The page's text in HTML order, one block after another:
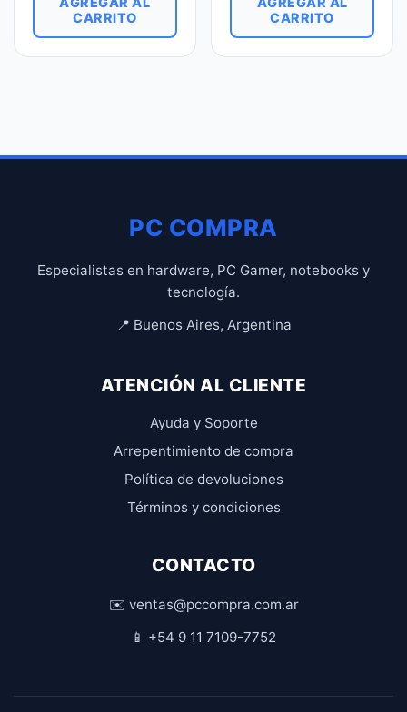
CARRITO
CARRITO
PC COMPRA
Especialistas en hardware, PC Gamer, notebooks y
tecnología.
📍 Buenos Aires, Argentina
ATENCIÓN AL CLIENTE
Ayuda y Soporte
Arrepentimiento de compra
Política de devoluciones
Términos y condiciones
CONTACTO
✉️ ventas@pccompra.com.ar
📱 +54 9 11 7109-7752